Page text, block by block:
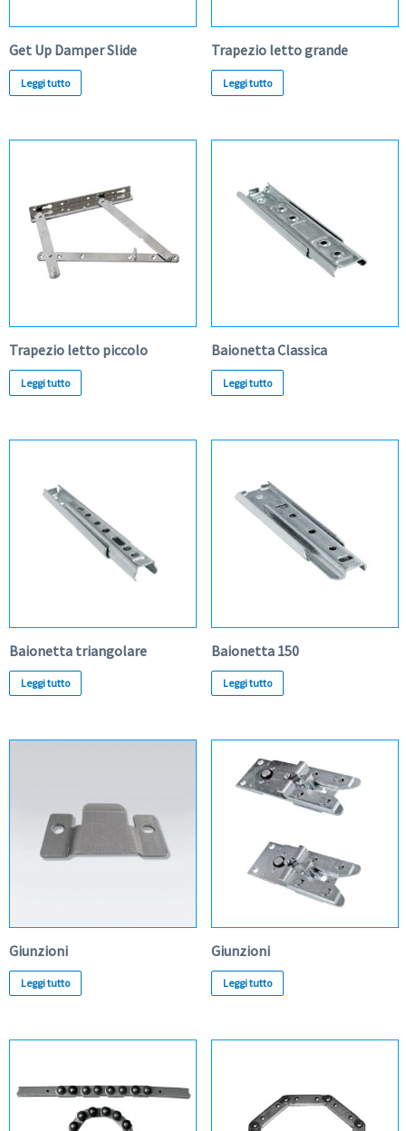
Get Up Damper Slide
Leggi tutto
Trapezio letto grande
Leggi tutto
Trapezio letto piccolo
Leggi tutto
Baionetta Classica
Leggi tutto
Baionetta triangolare
Leggi tutto
Baionetta 150
Leggi tutto
Giunzioni
Leggi tutto
Giunzioni
Leggi tutto